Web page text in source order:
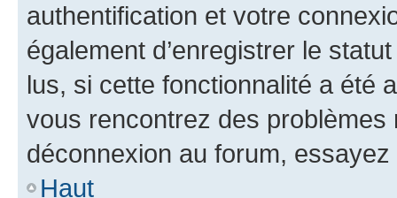
authentification et votre
également d’enregistrer le
lus, si cette fonctionnalité a été
vous rencontrez des
déconnexion au forum,
Haut